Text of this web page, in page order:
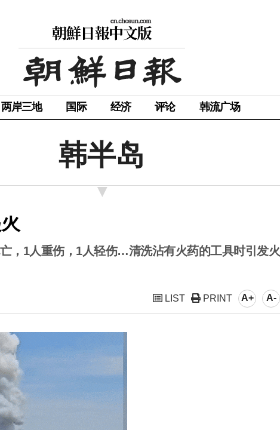
两岸三地 国际 经济 评论 韩流广场
韩半岛
，1人重伤，1人轻伤…清洗沾有火药的工具时引发火
LIST PRINT A+ A-